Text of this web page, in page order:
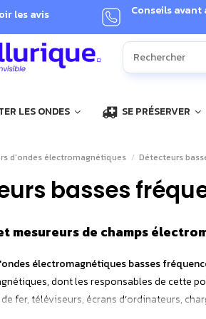
les avis
Conseils
LES ONDES SE PRÉSERVER
d'ondes électromagnétiques Détecteurs
basses
mesureurs de champs
électromagnétiques basses
dont les responsables de cette
fer, téléviseurs, écrans d’ordinateurs,